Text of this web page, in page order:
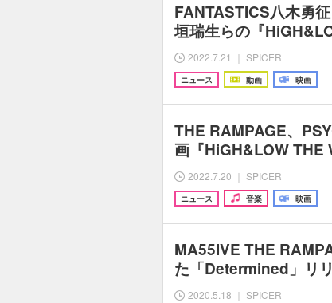
FANTASTICS八木勇
垣瑞生らの『
2022.7.21 ｜ SPICER
ニュース 動画 映画
THE RAMPAGE、
画『HiGH&LOW
2022.7.20 ｜ SPICER
ニュース 音楽 映画
MA55IVE THE
た「Determined」リ
2020.5.18 ｜ SPICER